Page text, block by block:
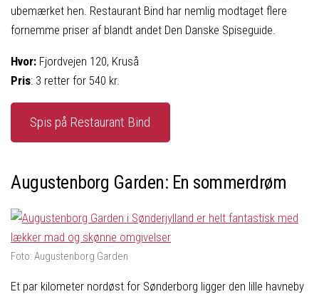
ubemærket hen. Restaurant Bind har nemlig modtaget flere
fornemme priser af blandt andet Den Danske Spiseguide.
Hvor: Fjordvejen 120, Kruså
Pris: 3 retter for 540 kr.
Spis på Restaurant Bind
Augustenborg Garden: En sommerdrøm
Foto: Augustenborg Garden
Et par kilometer nordøst for Sønderborg ligger den lille havneby